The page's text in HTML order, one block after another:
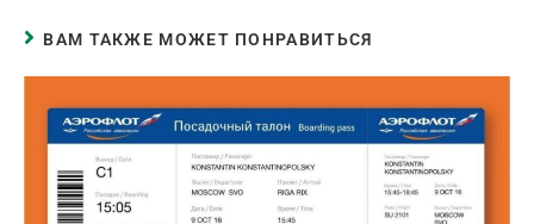
ВАМ ТАКЖЕ МОЖЕТ ПОНРАВИТЬСЯ